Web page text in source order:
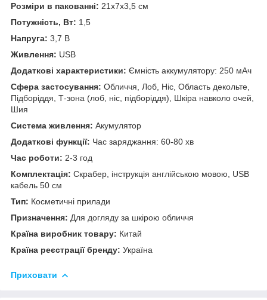
Розміри в пакованні: 21х7х3,5 см
Потужність, Вт: 1,5
Напруга: 3,7 В
Живлення: USB
Додаткові характеристики: Ємність аккумулятору: 250 мАч
Сфера застосування: Обличчя, Лоб, Ніс, Область декольте,
Підборіддя, Т-зона (лоб, ніс, підборіддя), Шкіра навколо очей,
Шия
Система живлення: Акумулятор
Додаткові функції: Час заряджання: 60-80 хв
Час роботи: 2-3 год
Комплектація: Скрабер, інструкція англійською мовою, USB
кабель 50 см
Тип: Косметичні прилади
Призначення: Для догляду за шкірою обличчя
Країна виробник товару: Китай
Країна реєстрації бренду: Україна
Приховати